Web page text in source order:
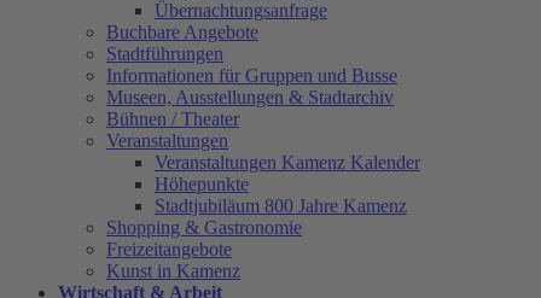
Übernachtungsanfrage
Buchbare Angebote
Stadtführungen
Informationen für Gruppen und Busse
Museen, Ausstellungen & Stadtarchiv
Bühnen / Theater
Veranstaltungen
Veranstaltungen Kamenz Kalender
Höhepunkte
Stadtjubiläum 800 Jahre Kamenz
Shopping & Gastronomie
Freizeitangebote
Kunst in Kamenz
Wirtschaft & Arbeit